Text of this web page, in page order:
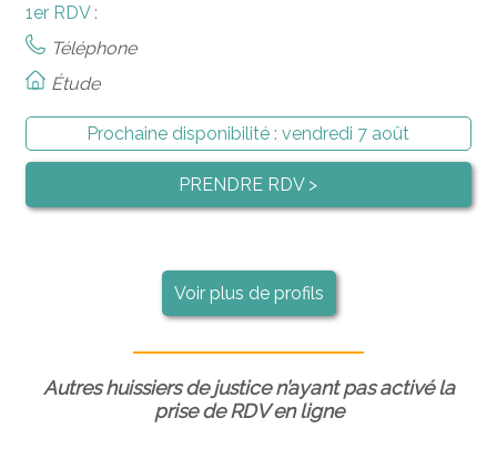
1er RDV :
Téléphone
Étude
Prochaine disponibilité :vendredi 7 août
PRENDRE RDV >
Voir plus de profils
Autres huissiers de justice n’ayant pas activé la
prise de RDV en ligne